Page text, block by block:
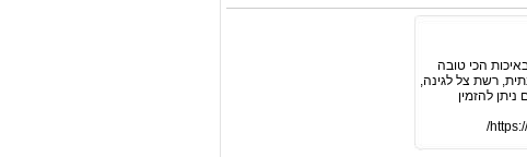
הכי טובה
רשת צל לגינה,
להזמין